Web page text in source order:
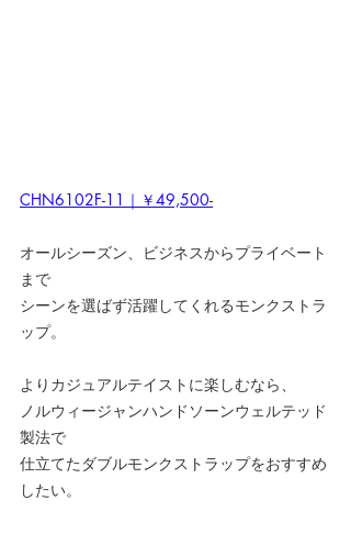
CHN6102F-11｜￥49,500-
オールシーズン、ビジネスからプライベート
まで
シーンを選ばず活躍してくれるモンクストラ
ップ。
よりカジュアルテイストに楽しむなら、
ノルウィージャンハンドソーンウェルテッド
製法で
仕立てたダブルモンクストラップをおすすめ
したい。